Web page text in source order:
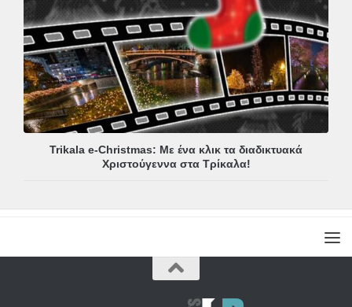
Trikala e-Christmas: Με ένα κλικ τα διαδικτυακά
Χριστούγεννα στα Τρίκαλα!